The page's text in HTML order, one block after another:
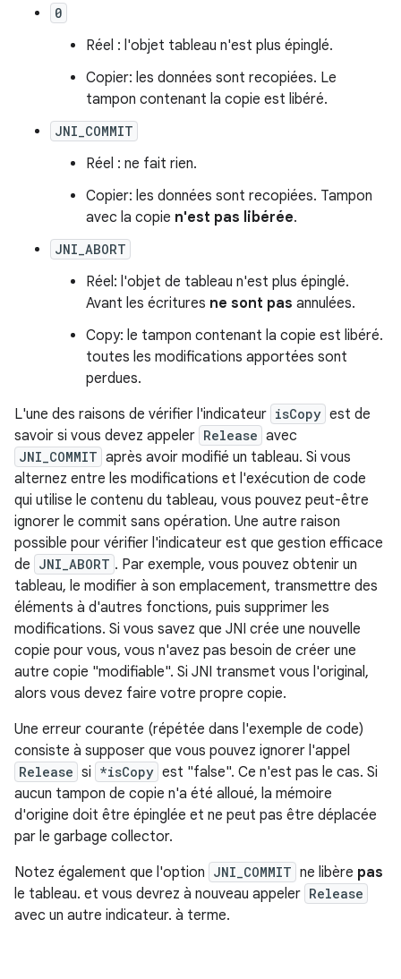
0
Réel : l'objet tableau n'est plus épinglé.
Copier: les données sont recopiées. Le
tampon contenant la copie est libéré.
JNI_COMMIT
Réel : ne fait rien.
Copier: les données sont recopiées. Tampon
avec la copie n'est pas libérée.
JNI_ABORT
Réel: l'objet de tableau n'est plus épinglé.
Avant les écritures ne sont pas annulées.
Copy: le tampon contenant la copie est libéré.
toutes les modifications apportées sont
perdues.
L'une des raisons de vérifier l'indicateur isCopy est de
savoir si vous devez appeler Release avec
JNI_COMMIT après avoir modifié un tableau. Si vous
alternez entre les modifications et l'exécution de code
qui utilise le contenu du tableau, vous pouvez peut-être
ignorer le commit sans opération. Une autre raison
possible pour vérifier l'indicateur est que gestion efficace
de JNI_ABORT . Par exemple, vous pouvez obtenir un
tableau, le modifier à son emplacement, transmettre des
éléments à d'autres fonctions, puis supprimer les
modifications. Si vous savez que JNI crée une nouvelle
copie pour vous, vous n'avez pas besoin de créer une
autre copie "modifiable". Si JNI transmet vous l'original,
alors vous devez faire votre propre copie.
Une erreur courante (répétée dans l'exemple de code)
consiste à supposer que vous pouvez ignorer l'appel
Release si *isCopy est "false". Ce n'est pas le cas. Si
aucun tampon de copie n'a été alloué, la mémoire
d'origine doit être épinglée et ne peut pas être déplacée
par le garbage collector.
Notez également que l'option JNI_COMMIT ne libère pas
le tableau. et vous devrez à nouveau appeler Release
avec un autre indicateur. à terme.